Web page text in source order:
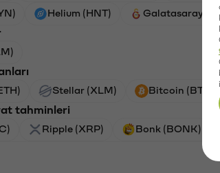
Helium (HNT) Galatasaray
Stellar (XLM) Bitcoin (BTC)
tahminleri
Ripple (XRP) Bonk (BONK)